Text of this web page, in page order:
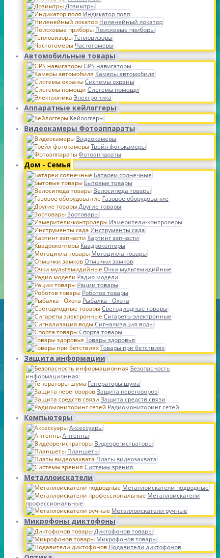
Дозимтры
Индикатор поля
Ниленейный локатор
Поисковые приборы
Тепловизоры
Частотомеры
Автомобильные товары
GPS навигаторы
Камеры автомобиля
Системы охраны
Системы помощи
Электроника
Аппаратные кейлоггеры
Кейлоггеры
Видеокамеры Фотоаппараты
Видеокамеры
Трейл фотокамеры
Фотоаппараты
Дом - Семья
Батареи солнечные
Бытовые товары
Велосипеда товары
Газовое оборудование
Другие товары
Зоотовары
Измерители-контролеры
Инструменты сада
Картинг запчасти
Квадрокоптеры
Мотоцикла товары
Отмычки замков
Очки мультемидийные
Радио модели
Рации товары
Роботов товары
Рыбалка - Охота
Светодиодные товары
Сигареты электронные
Сигнализация воды
Спорта товары
Товары здоровья
Товары при бетствиях
Защита информации
Безопасность
информационная
Генераторы шума
Защита переговоров
Защита средств связи
Радиомониторинг сетей
Компьютеры
Аксессуары
Антенны
Видеорегистраторы
Планшеты
Платы видеозахвата
Системы зрения
Металлоискатели
Металлоискатели подводные
Металлоискатели
профессиональные
Металлоискатели ручные
Микрофоны диктофоны
Диктофонов товары
Микрофонов товары
Подавители диктофонов